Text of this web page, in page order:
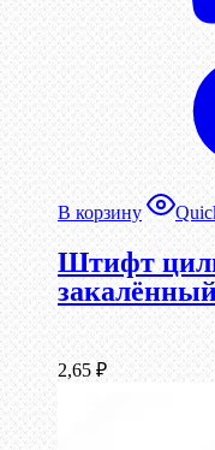
В корзину
Штифт
2,65 ₽